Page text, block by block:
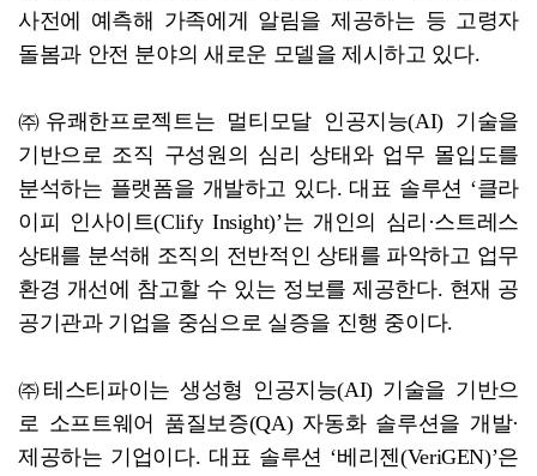
사전에 예측해 가족에게 알림을 제공하는 등 고령자
돌봄과 안전 분야의 새로운 모델을 제시하고 있다.
㈜유쾌한프로젝트는 멀티모달 인공지능(AI) 기술을
기반으로 조직 구성원의 심리 상태와 업무 몰입도를
분석하는 플랫폼을 개발하고 있다. 대표 솔루션 ‘클라
이피 인사이트(Clify Insight)’는 개인의 심리·스트레스
상태를 분석해 조직의 전반적인 상태를 파악하고 업무
환경 개선에 참고할 수 있는 정보를 제공한다. 현재 공
공기관과 기업을 중심으로 실증을 진행 중이다.
㈜테스티파이는 생성형 인공지능(AI) 기술을 기반으
로 소프트웨어 품질보증(QA) 자동화 솔루션을 개발·
제공하는 기업이다. 대표 솔루션 ‘베리젠(VeriGEN)’은